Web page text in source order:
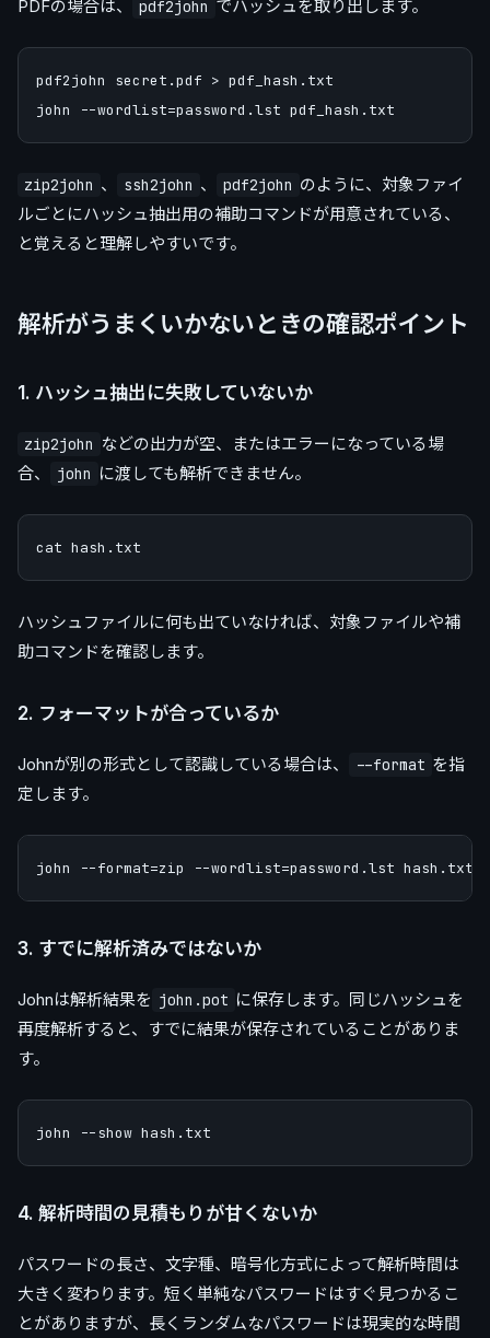
PDFの場合は、 pdf2john でハッシュを取り出します。
pdf2john secret.pdf > pdf_hash.txt
zip2john 、 ssh2john 、 pdf2john のように、対象ファイ
ルごとにハッシュ抽出用の補助コマンドが用意されている、
と覚えると理解しやすいです。
解析がうまくいかないときの確認ポイント
1. ハッシュ抽出に失敗していないか
zip2john などの出力が空、またはエラーになっている場
合、
john に渡しても解析できません。
ハッシュファイルに何も出ていなければ、対象ファイルや補
助コマンドを確認します。
2. フォーマットが合っているか
Johnが別の形式として認識している場合は、 --format を指
定します。
3. すでに解析済みではないか
Johnは解析結果を john.pot に保存します。同じハッシュを
再度解析すると、すでに結果が保存されていることがありま
す。
4. 解析時間の見積もりが甘くないか
パスワードの長さ、文字種、暗号化方式によって解析時間は
大きく変わります。短く単純なパスワードはすぐ見つかるこ
とがありますが、長くランダムなパスワードは現実的な時間